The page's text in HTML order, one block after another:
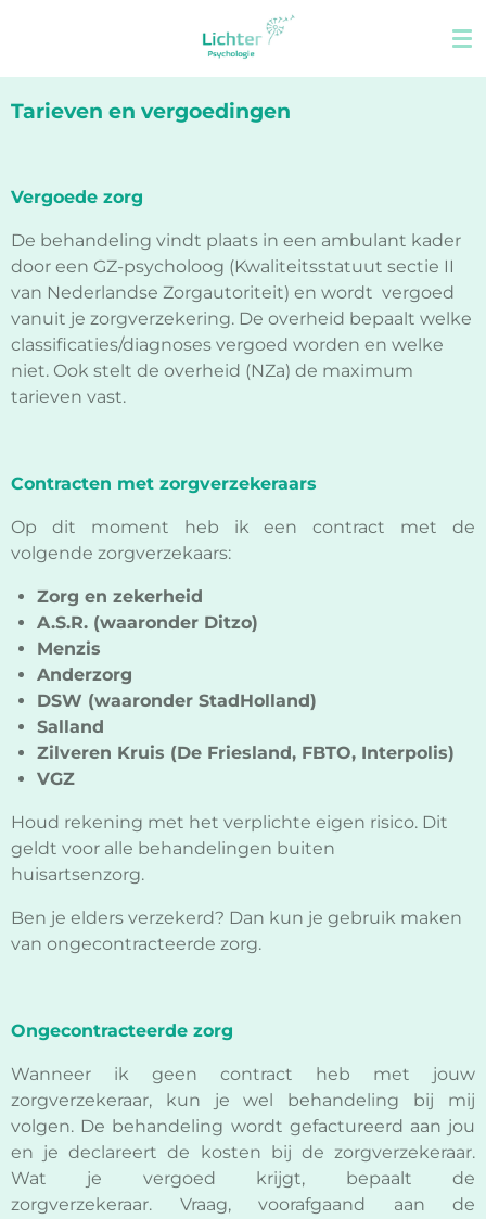
naar
de
Tarieven en vergoedingen
Vergoede zorg
De behandeling vindt plaats in een ambulant kader
door een GZ-psycholoog (Kwaliteitsstatuut sectie II
van Nederlandse Zorgautoriteit) en wordt vergoed
vanuit je zorgverzekering. De overheid bepaalt welke
classificaties/diagnoses vergoed worden en welke
niet. Ook stelt de overheid (NZa) de maximum
tarieven vast.
Contracten met zorgverzekeraars
Op dit moment heb ik een contract met de
volgende zorgverzekaars:
Zorg en zekerheid
A.S.R. (waaronder Ditzo)
Menzis
Anderzorg
DSW (waaronder StadHolland)
Salland
Zilveren Kruis (De Friesland, FBTO, Interpolis)
VGZ
Houd rekening met het verplichte eigen risico. Dit
geldt voor alle behandelingen buiten
huisartsenzorg.
Ben je elders verzekerd? Dan kun je gebruik maken
van ongecontracteerde zorg.
Ongecontracteerde zorg
Wanneer ik geen contract heb met jouw
zorgverzekeraar, kun je wel behandeling bij mij
volgen. De behandeling wordt gefactureerd aan jou
en je declareert de kosten bij de zorgverzekeraar.
Wat je vergoed krijgt, bepaalt de
zorgverzekeraar. Vraag, voorafgaand aan de